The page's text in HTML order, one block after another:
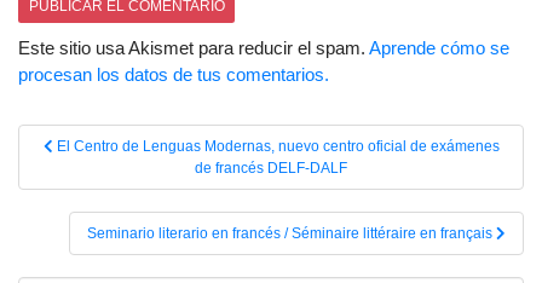
Este sitio usa Akismet para reducir el spam. Aprende cómo se
procesan los datos de tus comentarios.
Navegación
entradas
El Centro de Lenguas Modernas, nuevo centro oficial de exámenes
de francés DELF-DALF
Seminario literario en francés / Séminaire littéraire en français